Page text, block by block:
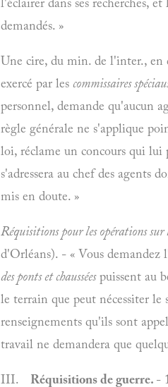
demandés. »
Une cire, du min. de l'inter., en
exercé par les commissaires
personnel, demande qu'aucun
règle générale ne s'applique
loi, réclame un concours qui lui
s'adressera au chef des agents
mis en doute. »
Réquisitions pour les opérations
d'Orléans). - « Vous demandez
des ponts et chausséespuissent au
le terrain que peut nécessiter
renseignements qu'ils sont
travail ne demandera que
III. Réquisitions de guerre. -